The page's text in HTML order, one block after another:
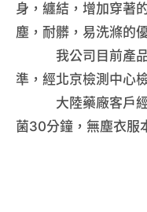
身，纏結，增加穿著
塵，耐髒，易洗滌的
我公司目前產品
準，經北京檢測中心
大陸藥廠客戶經
菌30分鐘，無塵衣服